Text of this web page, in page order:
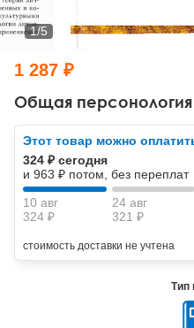
Тревожные расстройства,
Психодрама
Другие направления
Классический,
НЛП
Психология труда и
Социальная психология
Социальная и
Классический и
Общая
1/5
1 287 ₽
Этот товар можно
324 ₽ сегодня
и 963 ₽ потом, без переплат
10 авг
324 ₽
24 авг
321 ₽
стоимость доставки не учтена
Тип